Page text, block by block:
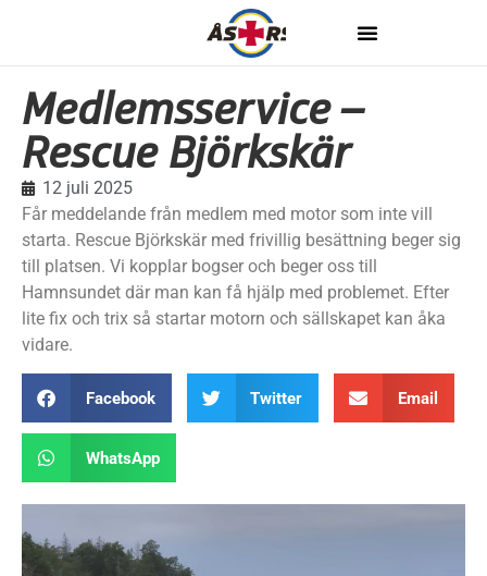
Medlemsservice –
Rescue Björkskär
12 juli 2025
Får meddelande från medlem med motor som inte vill
starta. Rescue Björkskär med frivillig besättning beger sig
till platsen. Vi kopplar bogser och beger oss till
Hamnsundet där man kan få hjälp med problemet. Efter
lite fix och trix så startar motorn och sällskapet kan åka
vidare.
Facebook Twitter Email
WhatsApp